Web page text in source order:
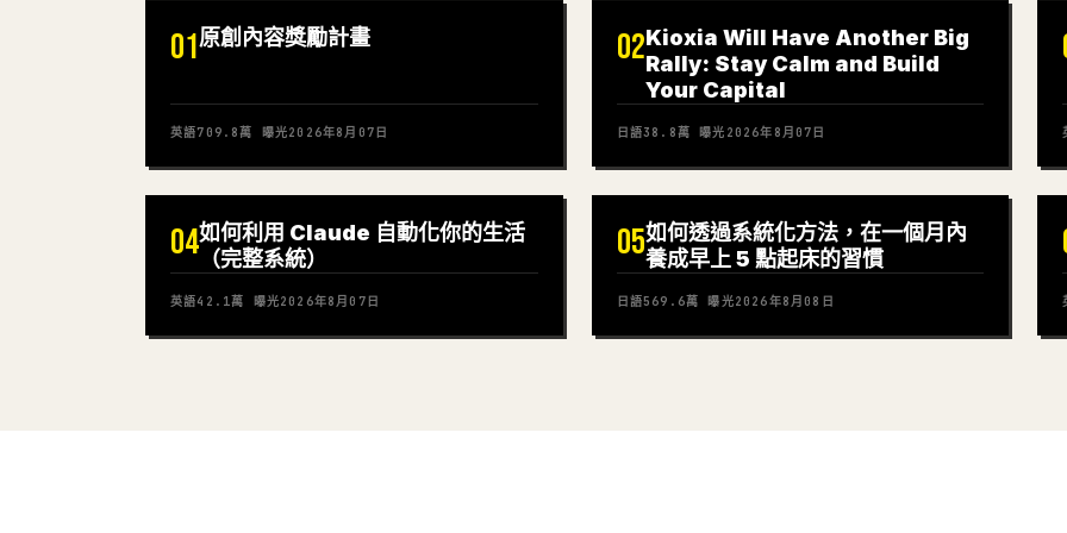
01原創內容獎勵計畫
英語709.8萬 曝光2026年8月07日
02Kioxia Will Have Another Big
Rally: Stay Calm and Build
Your Capital
日語38.8萬 曝光 2026年8月07日
04如何利用 Claude 自動化你的生活
（完整系統）
英語42.1萬 曝光2026年8月07日
05如何透過系統化方法，在一個月內
養成早上 5 點起床的習慣
日語569.6萬 曝光2026年8月08日